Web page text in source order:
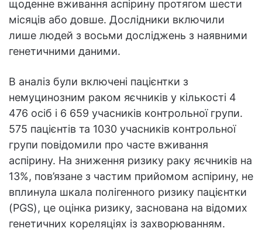
щоденне вживання аспірину протягом шести
місяців або довше. Дослідники включили
лише людей з восьми досліджень з наявними
генетичними даними.
В аналіз були включені пацієнтки з
немуцинозним раком яєчників у кількості 4
476 осіб і 6 659 учасників контрольної групи.
575 пацієнтів та 1030 учасників контрольної
групи повідомили про часте вживання
аспірину. На зниження ризику раку яєчників на
13%, пов’язане з частим прийомом аспірину, не
вплинула шкала полігенного ризику пацієнтки
(PGS), це оцінка ризику, заснована на відомих
генетичних кореляціях із захворюванням.